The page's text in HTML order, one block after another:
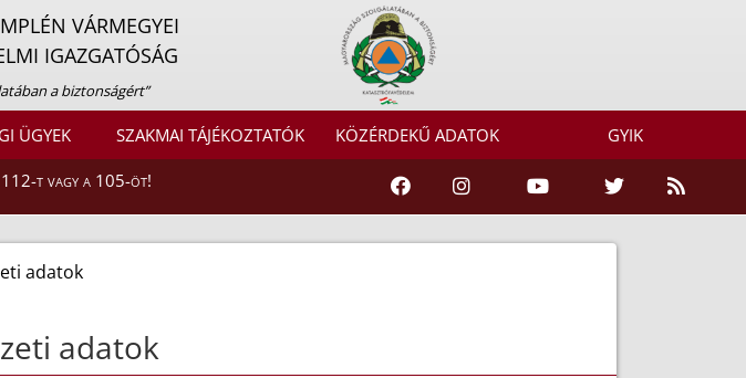
VÁRMEGYEI
IGAZGATÓSÁG
a biztonságért”
ÜGYEK SZAKMAI TÁJÉKOZTATÓK KÖZÉRDEKŰ ADATOK GYIK
112-t vagy a 105-öt!
adatok
adatok